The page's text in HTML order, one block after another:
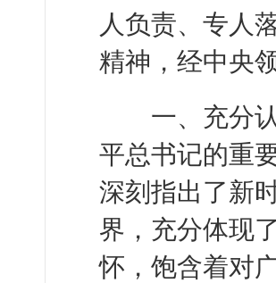
人负责、专人
精神，经中央
一、充分认
平总书记的重
深刻指出了新
界，充分体现
怀，饱含着对